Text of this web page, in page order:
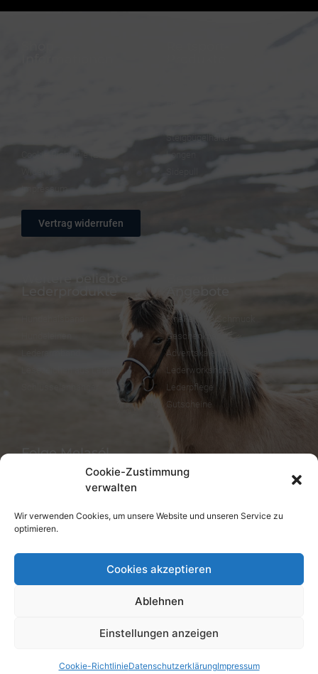
Cookie-Zustimmung
verwalten
Wir verwenden Cookies, um unsere Website und unseren Service zu
optimieren.
Cookies akzeptieren
Ablehnen
Einstellungen anzeigen
Cookie-RichtlinieDatenschutzerklärungImpressum
Vertrag widerrufen
Steigbügelhalter
Longen
FineFellows Schmuck
Geschenkpapier
Adventskalender
Lederworkshops
Lederpflege
Gutscheine
Folge Melasól
Sprachen/Languages